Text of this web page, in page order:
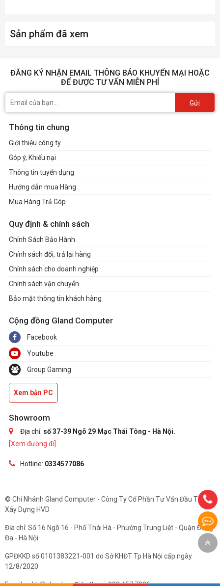
Sản phẩm đã xem
ĐĂNG KÝ NHẬN EMAIL THÔNG BÁO KHUYẾN MẠI HOẶC
ĐỂ ĐƯỢC TƯ VẤN MIỄN PHÍ
Gửi
Thông tin chung
Giới thiệu công ty
Góp ý, Khiếu nại
Thông tin tuyển dụng
Hướng dẫn mua Hàng
Mua Hàng Trả Góp
Quy định & chính sách
Chính Sách Bảo Hành
Chính sách đổi, trả lại hàng
Chính sách cho doanh nghiệp
Chính sách vận chuyển
Bảo mật thông tin khách hàng
Cộng đồng Gland Computer
Facebook
Youtube
Group Gaming
Xem bản PC
Showroom
Địa chỉ: số 37-39 Ngõ 29 Mạc Thái Tông - Hà Nội.
[Xem đường đi]
Hotline: 0334577086
© Chi Nhánh Gland Computer - Công Ty Cổ Phần Tư Vấn Đầu Tư Và
Xây Dựng HVD
Địa chỉ: Số 16 Ngõ 16 - Phố Thái Hà - Phường Trung Liệt - Quận Đống
Đa - Hà Nội
GPĐKKD số 0101383221-001 do Sở KHĐT Tp.Hà Nội cấp ngày
12/8/2020